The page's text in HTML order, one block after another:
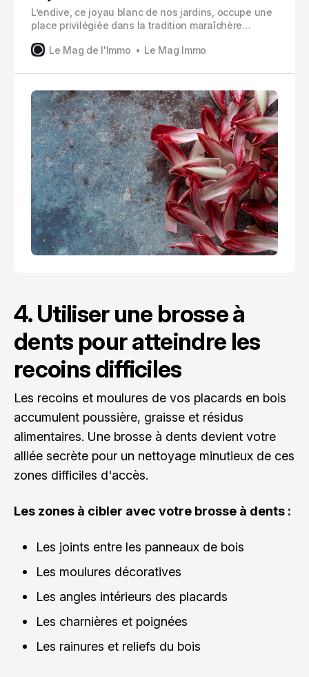
L’endive, ce joyau blanc de nos jardins, occupe une
place privilégiée dans la tradition maraîchère
chicon » dans le nord de la France, nécessite une
pousses blanches et croquantes.
Le Mag de l'Immo Le Mag Immo
4. Utiliser une brosse à
dents pour atteindre les
recoins difficiles
Les recoins et moulures de vos placards en bois
accumulent poussière, graisse et résidus
alimentaires. Une brosse à dents devient votre
alliée secrète pour un nettoyage minutieux de ces
zones difficiles d'accès.
Les zones à cibler avec votre brosse à dents :
Les joints entre les panneaux de bois
Les moulures décoratives
Les angles intérieurs des placards
Les charnières et poignées
Les rainures et reliefs du bois